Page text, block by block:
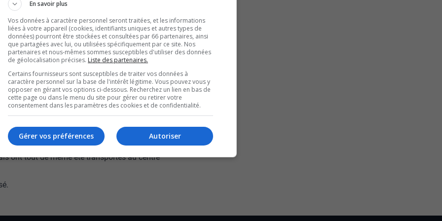
à Rouyn-Noranda,
fracassé la vitrine de
boulevard Saguenay,
sur les lieux, vers 11h20, après que le
à extirper la passagère de la voiture.
ont tout de même été transportés au centre
En savoir plus
Vos données à caractère personnel seront traitées, et les informations
liées à votre appareil (cookies, identifiants uniques et autres types de
données) pourront être stockées et consultées par 66 partenaires, ainsi
que partagées avec lui, ou utilisées spécifiquement par ce site. Nos
partenaires et nous-mêmes sommes susceptibles d'utiliser des données
de géolocalisation précises. Liste des partenaires.
Certains fournisseurs sont susceptibles de traiter vos données à
caractère personnel sur la base de l'intérêt légitime. Vous pouvez vous y
opposer en gérant vos options ci-dessous. Recherchez un lien en bas de
cette page ou dans le menu du site pour gérer ou retirer votre
consentement dans les paramètres des cookies et de confidentialité.
Autoriser
Gérer vos préférences